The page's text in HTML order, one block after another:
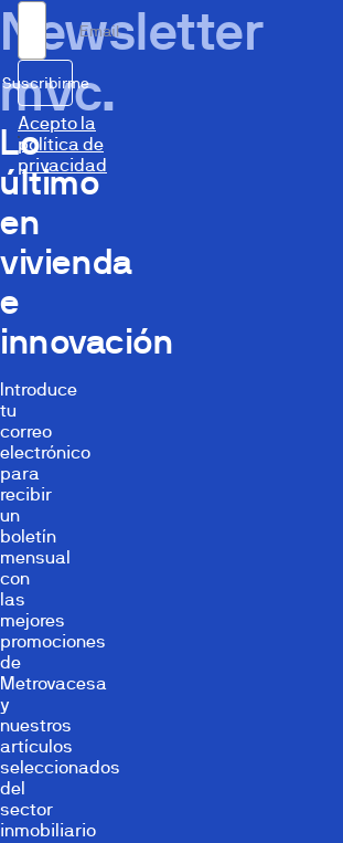
Newsletter
mvc.
Lo
último
en
vivienda
e
innovación
Introduce
tu
correo
electrónico
para
recibir
un
boletín
mensual
con
las
mejores
promociones
de
Metrovacesa
y
nuestros
artículos
seleccionados
del
sector
inmobiliario
Email
Suscribirme
Acepto la
política de
privacidad